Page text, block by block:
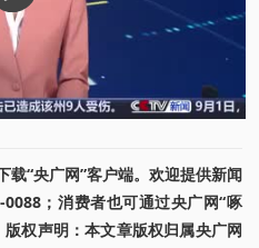
载“央广网”客户端。欢迎提供新闻
；消费者也可通过央广网“啄
权声明：本文章版权归属央广网